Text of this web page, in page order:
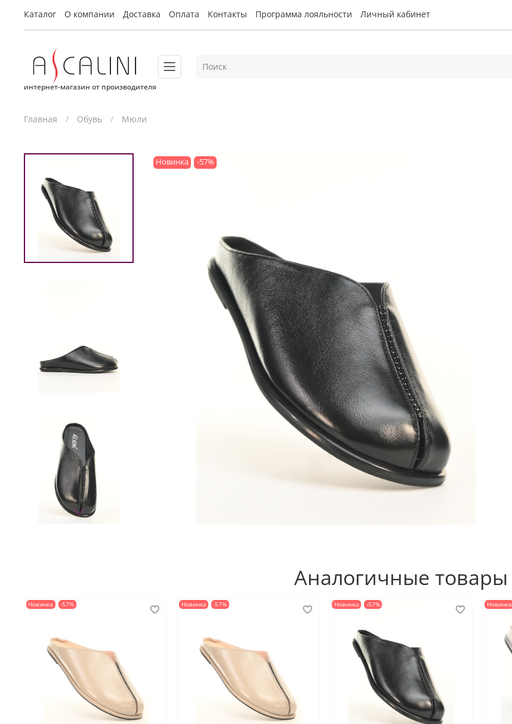
Каталог О компании Доставка Оплата Контакты Программа лояльности Личный кабинет
интернет-магазин от производителя
Главная Обувь Мюли
Новинка -57%
Аналогичные товары
Новинка -57% Новинка -57% Новинка -57% Новинка